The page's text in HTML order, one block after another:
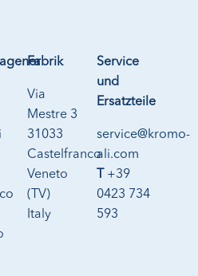
Fabrik
Via
Mestre 3
31033
Castelfranco
Veneto
(TV)
Italy
Service
und
Ersatzteile
service@kromo-
ali.com
T +39
0423 734
593